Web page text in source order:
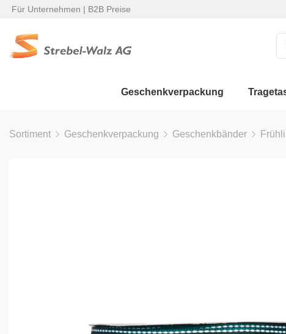
Für Unternehmen | B2B Preise
Geschenkverpackung
Sortiment Geschenkverpackung Geschenkbänder